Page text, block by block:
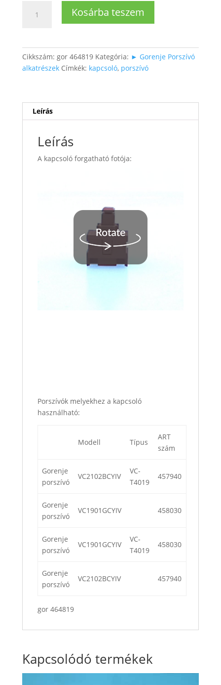
kapcsoló
Kosárba teszem
Cikkszám: gor 464819 Kategória: ► Gorenje Porszívó
alkatrészek Címkék: kapcsoló, porszívó
Leírás
Leírás
A kapcsoló forgatható fotója:
Porszívók melyekhez a kapcsoló
használható:
Modell Típus
ART
szám
Gorenje
porszívó
VC2102BCYIV
VC-
T4019
457940
Gorenje
porszívó
VC1901GCYIV 458030
Gorenje
porszívó
VC1901GCYIV
VC-
T4019
458030
Gorenje
porszívó
VC2102BCYIV 457940
gor 464819
Kapcsolódó termékek